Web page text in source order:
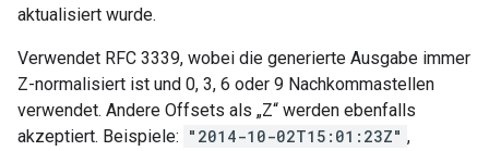
aktualisiert wurde.
Verwendet RFC 3339, wobei die generierte Ausgabe immer
Z-normalisiert ist und 0, 3, 6 oder 9 Nachkommastellen
verwendet. Andere Offsets als „Z“ werden ebenfalls
akzeptiert. Beispiele: "2014-10-02T15:01:23Z" ,